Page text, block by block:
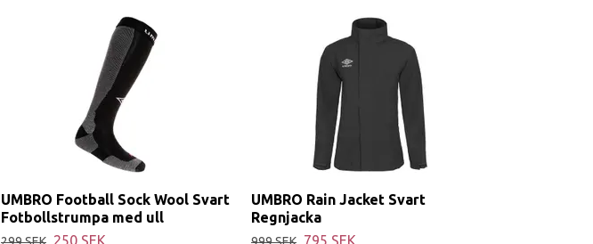
UMBRO Football Sock Wool Svart
Fotbollstrumpa med ull
250 SEK
UMBRO Rain Jacket Svart
Regnjacka
795 SEK